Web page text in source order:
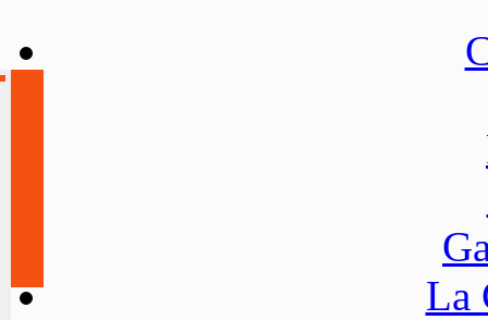
La